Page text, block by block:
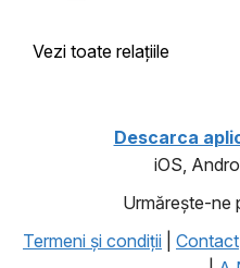
Vezi toate relaţiile
Descarca
iOS,
Urmăreşte-ne
Termeni şi condiţii
Contact